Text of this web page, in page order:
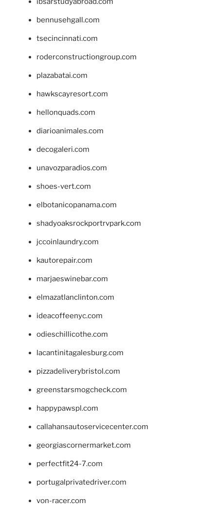
bennusehgall.com
tsecincinnati.com
roderconstructiongroup.com
plazabatai.com
hawkscayresort.com
hellonquads.com
diarioanimales.com
decogaleri.com
unavozparadios.com
shoes-vert.com
elbotanicopanama.com
shadyoaksrockportrvpark.com
jccoinlaundry.com
kautorepair.com
marjaeswinebar.com
elmazatlanclinton.com
ideacoffeenyc.com
odieschillicothe.com
lacantinitagalesburg.com
pizzadeliverybristol.com
greenstarsmogcheck.com
happypawspl.com
callahansautoservicecenter.com
georgiascornermarket.com
perfectfit24-7.com
portugalprivatedriver.com
von-racer.com